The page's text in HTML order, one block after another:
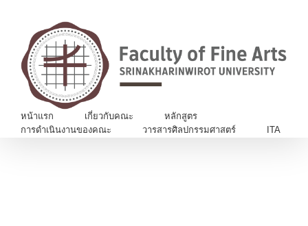
หน้าแรก เกี่ยวกับคณะ
หลักสูตร
การดำเนินงานของคณะ
วารสารศิลปกรรมศาสตร์ ITA